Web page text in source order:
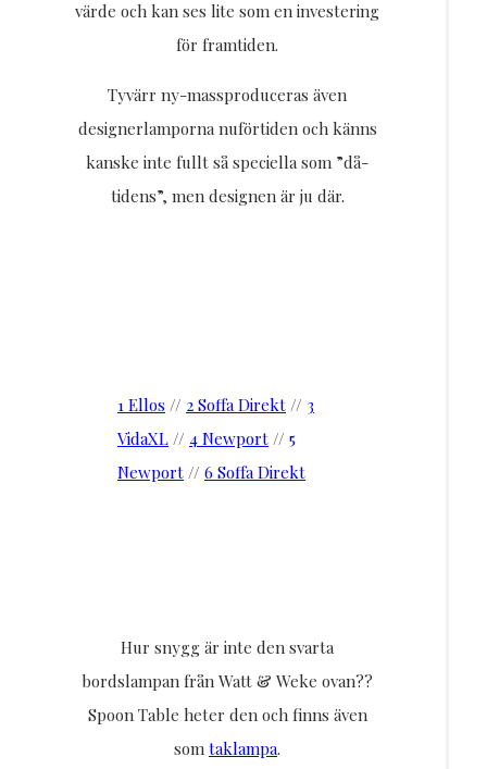
värde och kan ses lite som en investering
för framtiden.
Tyvärr ny-massproduceras även
designerlamporna nuförtiden och känns
kanske inte fullt så speciella som ”då-
tidens”, men designen är ju där.
1 Ellos // 2 Soffa Direkt // 3
VidaXL // 4 Newport // 5
Newport // 6 Soffa Direkt
Hur snygg är inte den svarta
bordslampan från Watt & Weke ovan??
Spoon Table heter den och finns även
som taklampa.